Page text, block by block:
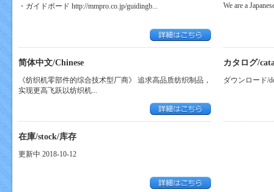
・ガイドボード http://mmpro.co.jp/guidingb... We are a
简体中文/Chinese
《纺织机零部件的综合技术型厂商》 追求高品质纺织制品，
实现更高飞跃以纺织机...
カタログ/
ダウンロード/
在庫/stock/库存
更新中 2018-10-12